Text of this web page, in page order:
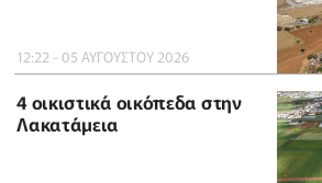
12:22 - 05 ΑΥΓΟΥΣΤΟΥ 2026
4 οικιστικά οικόπεδα στην
Λακατάμεια